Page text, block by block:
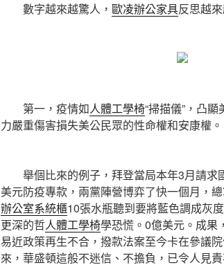
數字越來越驚人， 歐凌辦公家具反思越
第一，疫情如人體工學椅“掃描儀”，凸顯
力嚴重傷害損失美公民眾的性命權和安康權。
舉個比來的例子，拜登當局本年3月請求
美元防疫專款，兩黨陣營博弈了快一個月，
辦公室系統櫃10張水瓶聽到要將藍色調成灰
更深的哲人體工學椅學恐慌。0億美元。成果
易近政策再生不合，撥款法案至今卡在參議
來，華盛頓這般不迷信、不擔負，已令人見責